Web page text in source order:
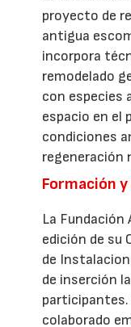
proyecto de
antigua
incorpora
remodelado
con especies
espacio en el
condiciones
regeneración
Formación
La Fundación
edición de su
de
de inserción
participantes.
colaborado